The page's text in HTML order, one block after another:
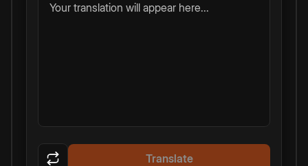
Your translation will appear here...
Translate